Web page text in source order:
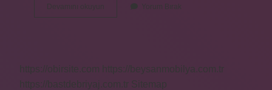
Devamını okuyun
Karar
Yorum Bırak
https://obirsite.com
https://beysanmobilya.com.tr
https://bastdebriyaj.com.tr Sitemap